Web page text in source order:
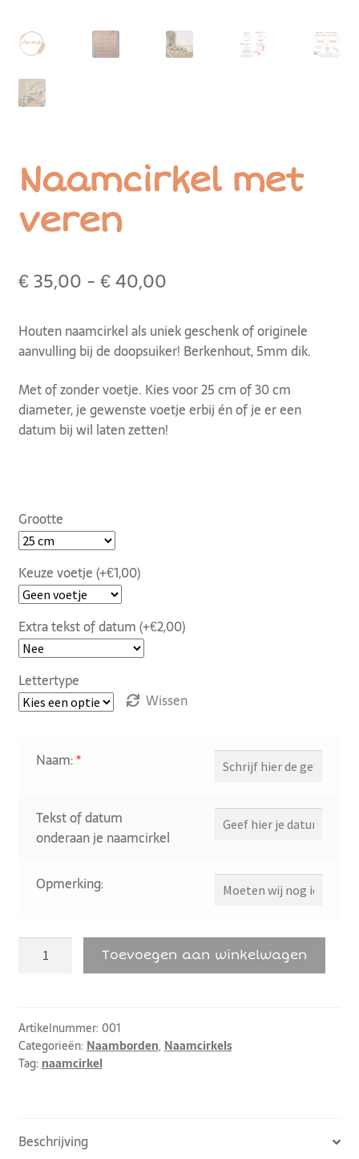
Naamcirkel met
veren
€35,00 -€40,00
Houten naamcirkel als uniek geschenk of originele
aanvulling bij de doopsuiker! Berkenhout, 5mm dik.
Met of zonder voetje. Kies voor 25 cm of 30 cm
diameter, je gewenste voetje erbij én of je er een
datum bij wil laten zetten!
Grootte
Keuze voetje (+€1,00)
Extra tekst of datum (+€2,00)
Lettertype
Wissen
Naam:*
Tekst of datum
onderaan je naamcirkel
Opmerking:
Toevoegen aan winkelwagen
Artikelnummer: 001
Categorieën: Naamborden, Naamcirkels
Tag: naamcirkel
Beschrijving